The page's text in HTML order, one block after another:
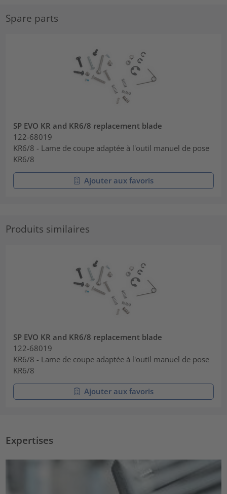
Spare parts
SP EVO KR and KR6/8 replacement blade
122-68019
KR6/8 - Lame de coupe adaptée à l'outil manuel de pose
KR6/8
Ajouter aux favoris
Produits similaires
SP EVO KR and KR6/8 replacement blade
122-68019
KR6/8 - Lame de coupe adaptée à l'outil manuel de pose
KR6/8
Ajouter aux favoris
Expertises